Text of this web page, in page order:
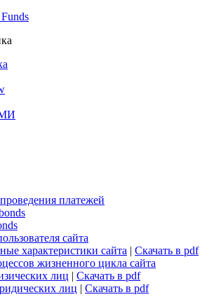
платежей
сайта
характеристики сайта | Скачать в pdf
жизненного цикла сайта
лиц | Скачать в pdf
лиц | Скачать в pdf